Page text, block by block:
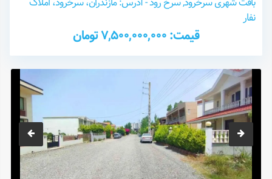
نفار
قیمت: 7,500,000,000 تومان